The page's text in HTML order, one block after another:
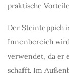
praktische
Der Steinteppich
Innenbereich
verwendet, da er
schafft. Im